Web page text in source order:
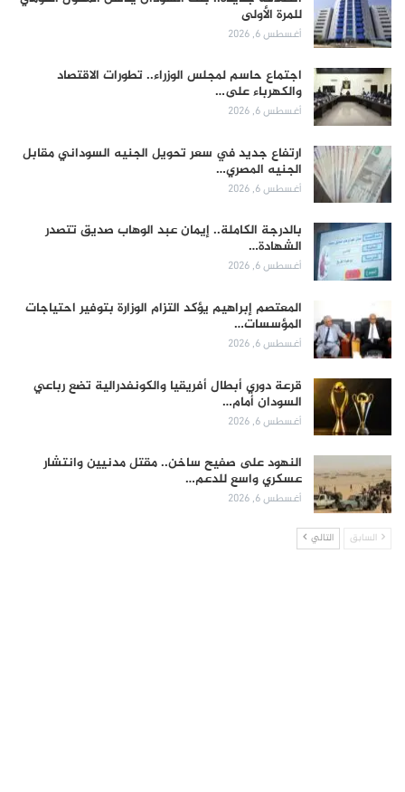
للمرة الأولى
أغسطس 6, 2026
اجتماع حاسم لمجلس الوزراء.. تطورات الاقتصاد
والكهرباء على…
أغسطس 6, 2026
ارتفاع جديد في سعر تحويل الجنيه السوداني مقابل
الجنيه المصري…
أغسطس 6, 2026
بالدرجة الكاملة.. إيمان عبد الوهاب صديق تتصدر
الشهادة…
أغسطس 6, 2026
المعتصم إبراهيم يؤكد التزام الوزارة بتوفير احتياجات
المؤسسات…
أغسطس 6, 2026
قرعة دوري أبطال أفريقيا والكونفدرالية تضع رباعي
السودان أمام…
أغسطس 6, 2026
النهود على صفيح ساخن.. مقتل مدنيين وانتشار
عسكري واسع للدعم…
أغسطس 6, 2026
السابق التالي